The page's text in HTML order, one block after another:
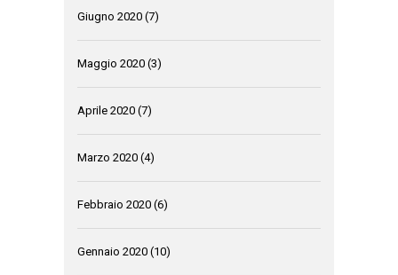
Giugno 2020 (7)
Maggio 2020 (3)
Aprile 2020 (7)
Marzo 2020 (4)
Febbraio 2020 (6)
Gennaio 2020 (10)